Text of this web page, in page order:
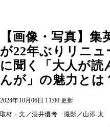
【画像・写真】集
が22年ぶりリニ
に聞く「大人が読
んが」の魅力とは
2024年10月06日 11:00 更新
取材・文／酒井優考 撮影／山添 太